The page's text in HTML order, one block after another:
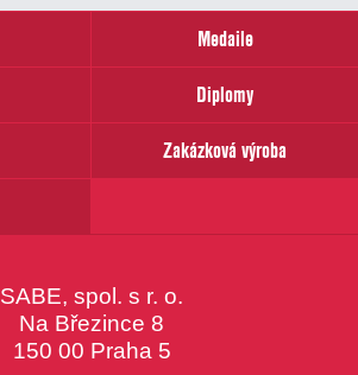
Medaile
Diplomy
Zakázková výroba
SABE, spol. s r. o.
Na Březince 8
150 00 Praha 5